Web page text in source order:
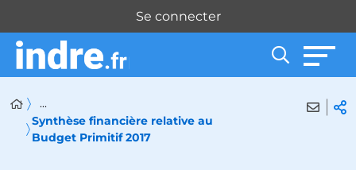
Panneau de gestion des cookies
Se connecter
...
Synthèse financière relative au
Budget Primitif 2017